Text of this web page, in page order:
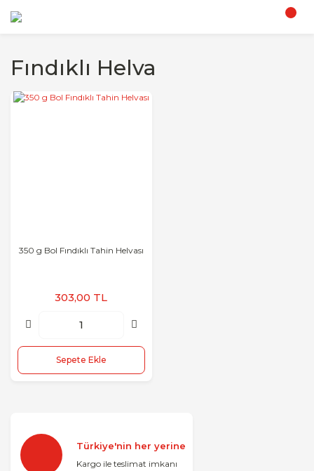
Fındıklı Helva
350 g Bol Fındıklı Tahin Helvası
303,00 TL
Sepete Ekle
Türkiye'nin her yerine
Kargo ile teslimat imkanı